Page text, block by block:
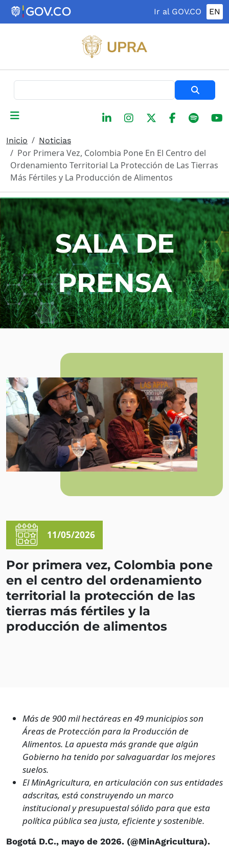
Pasar al contenido principal
Ir al GOV.CO EN
Inicio Noticias
Por Primera Vez, Colombia Pone En El Centro del
Ordenamiento Territorial La Protección de Las Tierras
Más Fértiles y La Producción de Alimentos
SALA DE
PRENSA
11/05/2026
Por primera vez, Colombia pone
en el centro del ordenamiento
territorial la protección de las
tierras más fértiles y la
producción de alimentos
Más de 900 mil hectáreas en 49 municipios son
Áreas de Protección para la Producción de
Alimentos. La apuesta más grande que algún
Gobierno ha tenido por salvaguardar los mejores
suelos.
El MinAgricultura, en articulación con sus entidades
adscritas, está construyendo un marco
institucional y presupuestal sólido para que esta
política pública sea justa, eficiente y sostenible.
Bogotá D.C., mayo de 2026. (@MinAgricultura).